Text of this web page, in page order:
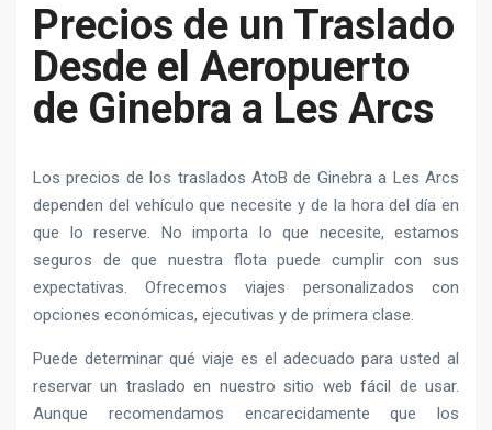
Precios de un Traslado
Desde el Aeropuerto
de Ginebra a Les Arcs
Los precios de los traslados AtoB de Ginebra a Les Arcs
dependen del vehículo que necesite y de la hora del día en
que lo reserve. No importa lo que necesite, estamos
seguros de que nuestra flota puede cumplir con sus
expectativas. Ofrecemos viajes personalizados con
opciones económicas, ejecutivas y de primera clase.
Puede determinar qué viaje es el adecuado para usted al
reservar un traslado en nuestro sitio web fácil de usar.
Aunque recomendamos encarecidamente que los